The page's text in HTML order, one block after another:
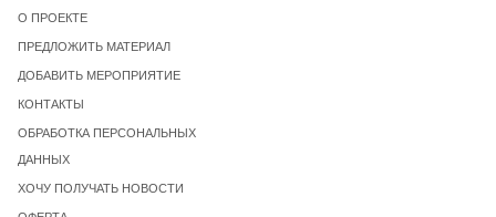
О ПРОЕКТЕ
ПРЕДЛОЖИТЬ МАТЕРИАЛ
ДОБАВИТЬ МЕРОПРИЯТИЕ
КОНТАКТЫ
ОБРАБОТКА ПЕРСОНАЛЬНЫХ
ДАННЫХ
ХОЧУ ПОЛУЧАТЬ НОВОСТИ